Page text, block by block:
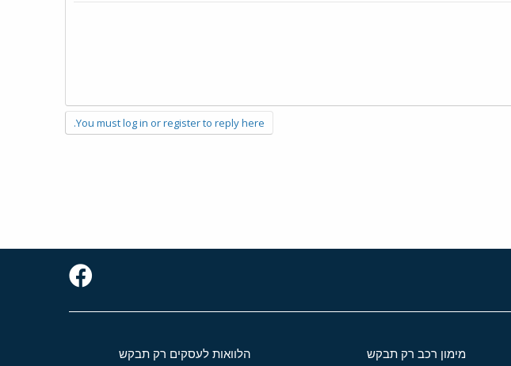
You must log in or register to reply here.
מימון רכב רק תבקש הלוואות לעסקים רק תבקש